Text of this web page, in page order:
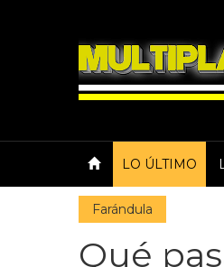
LO ÚLTIMO
Farándula
Qué